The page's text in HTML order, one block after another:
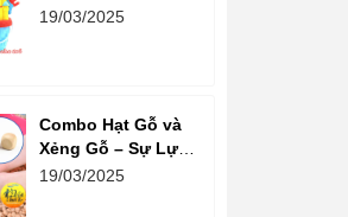
Toàn Và Vui Vẻ Cho
19/03/2025
Combo Hạt Gỗ và
Xẻng Gỗ – Sự Lựa
Chọn Tuyệt Vời
19/03/2025